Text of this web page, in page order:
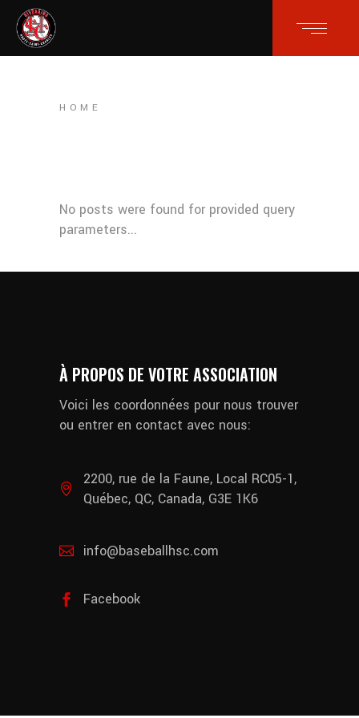
HOME
No posts were found for provided query
parameters...
À PROPOS DE VOTRE ASSOCIATION
Voici les coordonnées pour nous trouver
ou entrer en contact avec nous:
2200, rue de la Faune, Local RC05-1,
Québec, QC, Canada, G3E 1K6
info@baseballhsc.com
Facebook